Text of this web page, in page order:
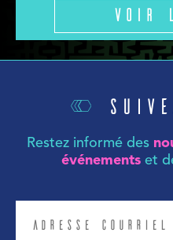
Voir
Restez informé des
événementset